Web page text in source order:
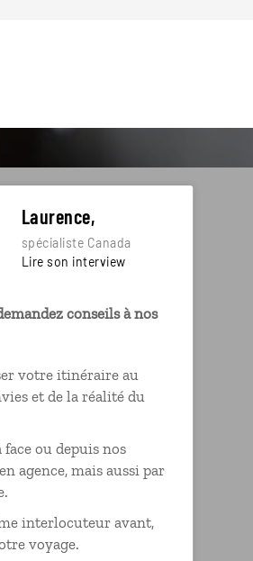
Laurence,
spécialiste Canada
Lire son interview
conseils à nos
votre itinéraire au
et de la réalité du
face ou depuis nos
agence, mais aussi par
interlocuteur avant,
voyage.